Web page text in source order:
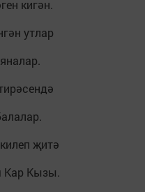
кигән.
утлар
җитә
Кар Кызы.